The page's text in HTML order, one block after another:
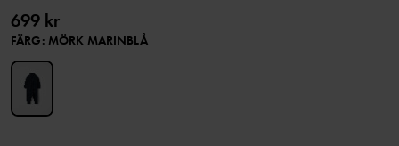
699 kr
FÄRG: MÖRK MARINBLÅ